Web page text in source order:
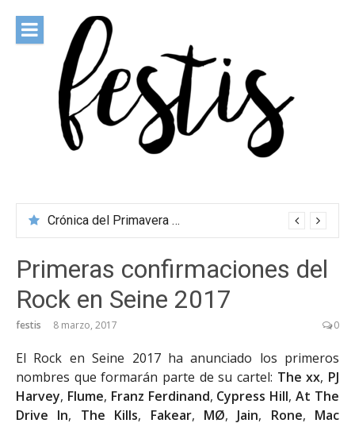
contenido
Crónica del Primavera Sound Porto 2026
Primeras confirmaciones del
Rock en Seine 2017
festis 8 marzo, 2017 0
El Rock en Seine 2017 ha anunciado los primeros
nombres que formarán parte de su cartel: The xx, PJ
Harvey, Flume, Franz Ferdinand, Cypress Hill,At The
Drive In, The Kills, Fakear, MØ, Jain, Rone, Mac